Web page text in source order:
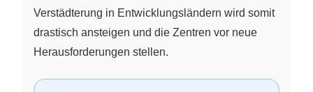
Verstädterung in Entwicklungsländern wird somit
drastisch ansteigen und die Zentren vor neue
Herausforderungen stellen.